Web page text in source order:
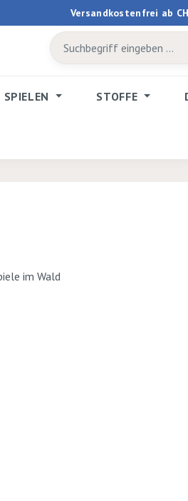
Versandkostenfrei ab
SPIELEN STOFFE